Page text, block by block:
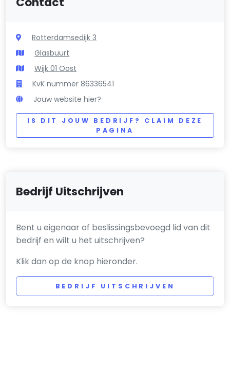
Rotterdamsedijk 3
Glasbuurt
Wijk 01 Oost
KvK nummer 86336541
Jouw website hier?
IS DIT JOUW BEDRIJF? CLAIM DEZE
PAGINA
Bedrijf Uitschrijven
Bent u eigenaar of beslissingsbevoegd lid van dit
bedrijf en wilt u het uitschrijven?
Klik dan op de knop hieronder.
BEDRIJF UITSCHRIJVEN